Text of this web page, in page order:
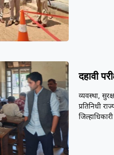
दहावी
व्यवस्था,
प्रतिनिधी